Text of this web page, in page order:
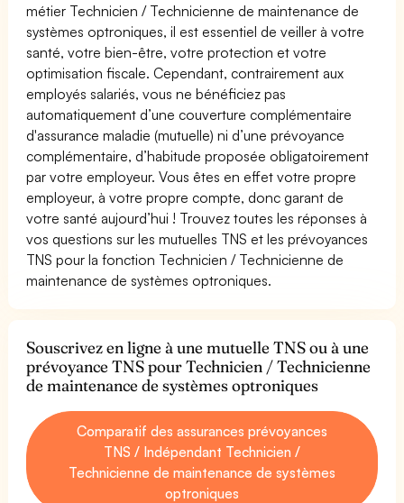
métier Technicien / Technicienne de maintenance de
systèmes optroniques, il est essentiel de veiller à votre
santé, votre bien-être, votre protection et votre
optimisation fiscale. Cependant, contrairement aux
employés salariés, vous ne bénéficiez pas
automatiquement d’une couverture complémentaire
d'assurance maladie (mutuelle) ni d’une prévoyance
complémentaire, d’habitude proposée obligatoirement
par votre employeur. Vous êtes en effet votre propre
employeur, à votre propre compte, donc garant de
votre santé aujourd’hui ! Trouvez toutes les réponses à
vos questions sur les mutuelles TNS et les prévoyances
TNS pour la fonction Technicien / Technicienne de
maintenance de systèmes optroniques.
Souscrivez en ligne à une mutuelle TNS ou à une
prévoyance TNS pour Technicien / Technicienne
de maintenance de systèmes optroniques
Comparatif des assurances prévoyances
TNS / Indépendant Technicien /
Technicienne de maintenance de systèmes
optroniques